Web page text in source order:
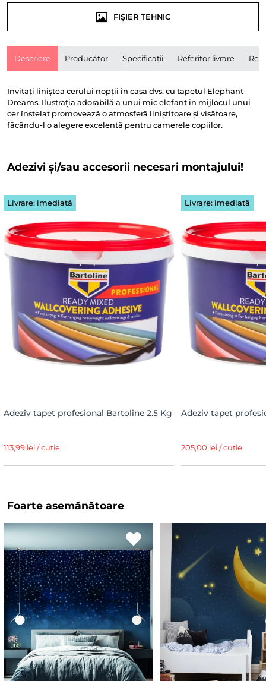
FIȘIER TEHNIC
Descriere Producător Specificații Referitor livrare
Invitați liniștea cerului nopții în casa dvs. cu tapetul Elephant
Dreams. Ilustrația adorabilă a unui mic elefant în mijlocul unui
cer înstelat promovează o atmosferă liniștitoare și visătoare,
făcându-l o alegere excelentă pentru camerele copiilor.
Adezivi și/sau accesorii necesari montajului!
Livrare: imediată
Adeziv tapet profesional Bartoline 2.5 Kg
113,99 lei / cutie
Livrare: imediată
Adeziv tapet
205,00 lei / cutie
Foarte asemănătoare